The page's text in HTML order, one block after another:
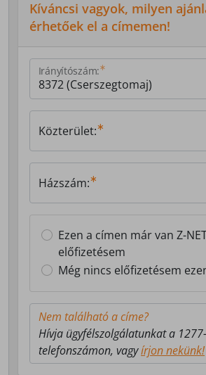
Kíváncsi vagyok, milyen
érhetőek el a címemen!
Irányítószám:
Közterület:
Házszám:
Ezen a címen már van Z-
előfizetésem
Még nincs előfizetésem
Nem található a címe?
Hívja ügyfélszolgálatunkat a
telefonszámon, vagyírjon nekünk!